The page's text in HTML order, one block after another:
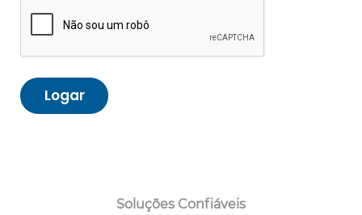
Logar
Soluções Confiáveis